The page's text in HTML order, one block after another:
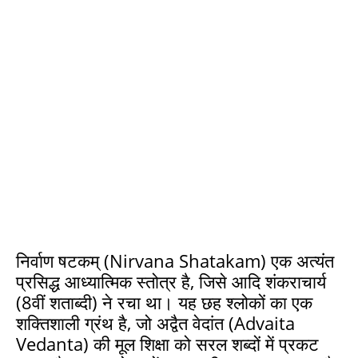
निर्वाण षटकम् (Nirvana Shatakam) एक अत्यंत
प्रसिद्ध आध्यात्मिक स्तोत्र है, जिसे आदि शंकराचार्य
(8वीं शताब्दी) ने रचा था। यह छह श्लोकों का एक
शक्तिशाली ग्रंथ है, जो अद्वैत वेदांत (Advaita
Vedanta) की मूल शिक्षा को सरल शब्दों में प्रकट